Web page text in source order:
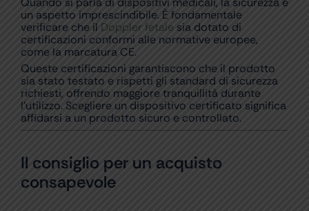
un aspetto imprescindibile. È fondamentale
verificare che il Doppler fetale sia dotato di
certificazioni conformi alle normative europee,
come la marcatura CE.
Queste certificazioni garantiscono che il prodotto
sia stato testato e rispetti gli standard di sicurezza
richiesti, offrendo maggiore tranquillità durante
l’utilizzo. Scegliere un dispositivo certificato significa
affidarsi a un prodotto sicuro e controllato.
Il consiglio per un acquisto
consapevole